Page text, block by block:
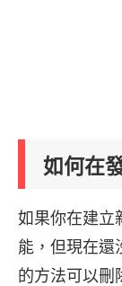
如何在
如果你在建立
能，但現在還
的方法可以刪